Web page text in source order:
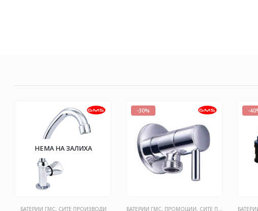
НЕМА НА ЗАЛИХА
БАТЕРИИ ГМС, СИТЕ ПРОИЗВОДИ
-30%
БАТЕРИИ ГМС, ПРОМОЦИИ, СИТЕ ПРОИЗВОДИ
-